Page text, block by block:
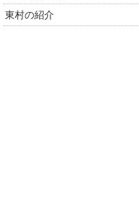
東村の紹介